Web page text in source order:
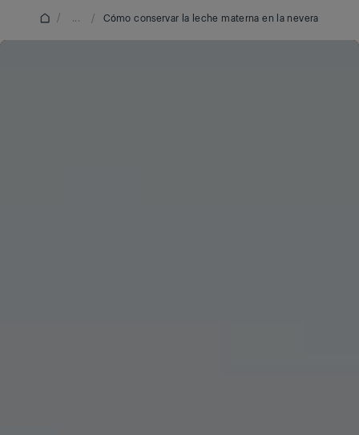
/ ... / Cómo conservar la leche materna en la nevera